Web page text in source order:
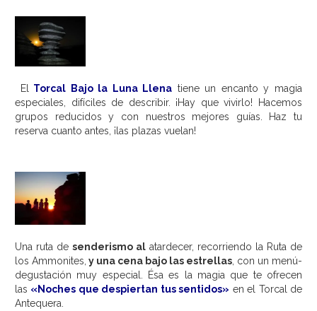
El Torcal Bajo la Luna Llena tiene un encanto y magia
especiales, difíciles de describir. ¡Hay que vivirlo! Hacemos
grupos reducidos y con nuestros mejores guías. Haz tu
reserva cuanto antes, ¡las plazas vuelan!
Una ruta de senderismo al atardecer, recorriendo la Ruta de
los Ammonites, y una cena bajo las estrellas, con un menú-
degustación muy especial. Ésa es la magia que te ofrecen
las «Noches que despiertan tus sentidos» en el Torcal de
Antequera.